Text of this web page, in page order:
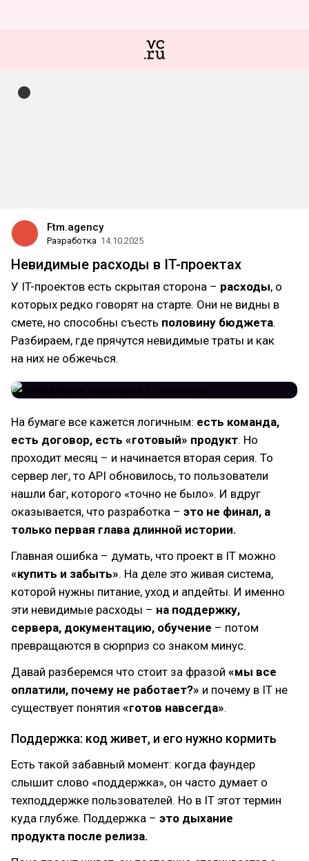
Ftm.agency
Разработка 14.10.2025
Невидимые расходы в IT-проектах
У IT-проектов есть скрытая сторона – расходы, о
которых редко говорят на старте. Они не видны в
смете, но способны съесть половину бюджета.
Разбираем, где прячутся невидимые траты и как
на них не обжечься.
На бумаге все кажется логичным: есть команда,
есть договор, есть «готовый» продукт. Но
проходит месяц – и начинается вторая серия. То
сервер лег, то API обновилось, то пользователи
нашли баг, которого «точно не было». И вдруг
оказывается, что разработка – это не финал, а
только первая глава длинной истории.
Главная ошибка – думать, что проект в IT можно
«купить и забыть». На деле это живая система,
которой нужны питание, уход и апдейты. И именно
эти невидимые расходы – на поддержку,
сервера, документацию, обучение – потом
превращаются в сюрприз со знаком минус.
Давай разберемся что стоит за фразой «мы все
оплатили, почему не работает?» и почему в IT не
существует понятия «готов навсегда».
Поддержка: код живет, и его нужно кормить
Есть такой забавный момент: когда фаундер
слышит слово «поддержка», он часто думает о
техподдержке пользователей. Но в IT этот термин
куда глубже. Поддержка – это дыхание
продукта после релиза.